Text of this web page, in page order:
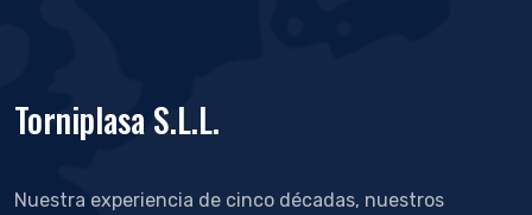
Torniplasa S.L.L.
Nuestra experiencia de cinco décadas, nuestros